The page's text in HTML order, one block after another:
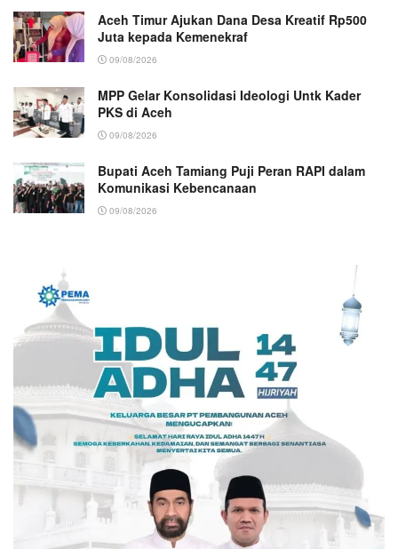
Aceh Timur Ajukan Dana Desa Kreatif Rp500
Juta kepada Kemenekraf
09/08/2026
MPP Gelar Konsolidasi Ideologi Untk Kader
PKS di Aceh
09/08/2026
Bupati Aceh Tamiang Puji Peran RAPI dalam
Komunikasi Kebencanaan
09/08/2026